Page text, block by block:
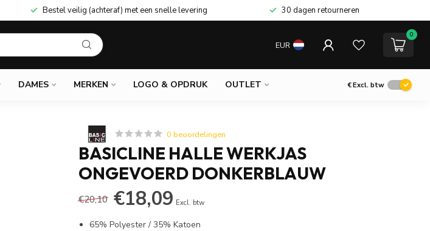
Bestel veilig (achteraf) met een snelle levering 30 dagen retourneren
EUR
0
DAMES MERKEN LOGO & OPDRUK OUTLET €Excl. btw
0 beoordelingen
BASICLINE HALLE WERKJAS
ONGEVOERD DONKERBLAUW
€20,10 €18,09 Excl. btw
65% Polyester / 35% Katoen